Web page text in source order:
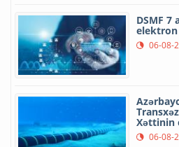
DSMF 7
elektron
06-08-
Xəttinin
06-08-